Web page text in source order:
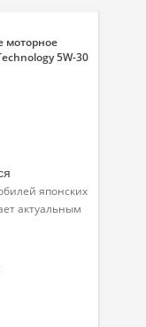
моторное
5W-30
японских
актуальным